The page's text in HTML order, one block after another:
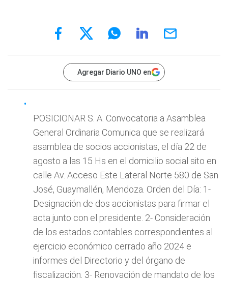
Agregar Diario UNO en
POSICIONAR S. A. Convocatoria a Asamblea
General Ordinaria Comunica que se realizará
asamblea de socios accionistas, el día 22 de
agosto a las 15 Hs en el domicilio social sito en
calle Av. Acceso Este Lateral Norte 580 de San
José, Guaymallén, Mendoza. Orden del Día: 1-
Designación de dos accionistas para firmar el
acta junto con el presidente. 2- Consideración
de los estados contables correspondientes al
ejercicio económico cerrado año 2024 e
informes del Directorio y del órgano de
fiscalización. 3- Renovación de mandato de los